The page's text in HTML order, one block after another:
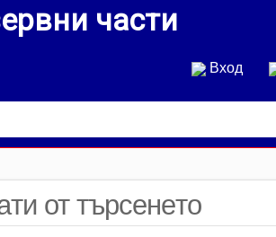
Вход
от търсенето